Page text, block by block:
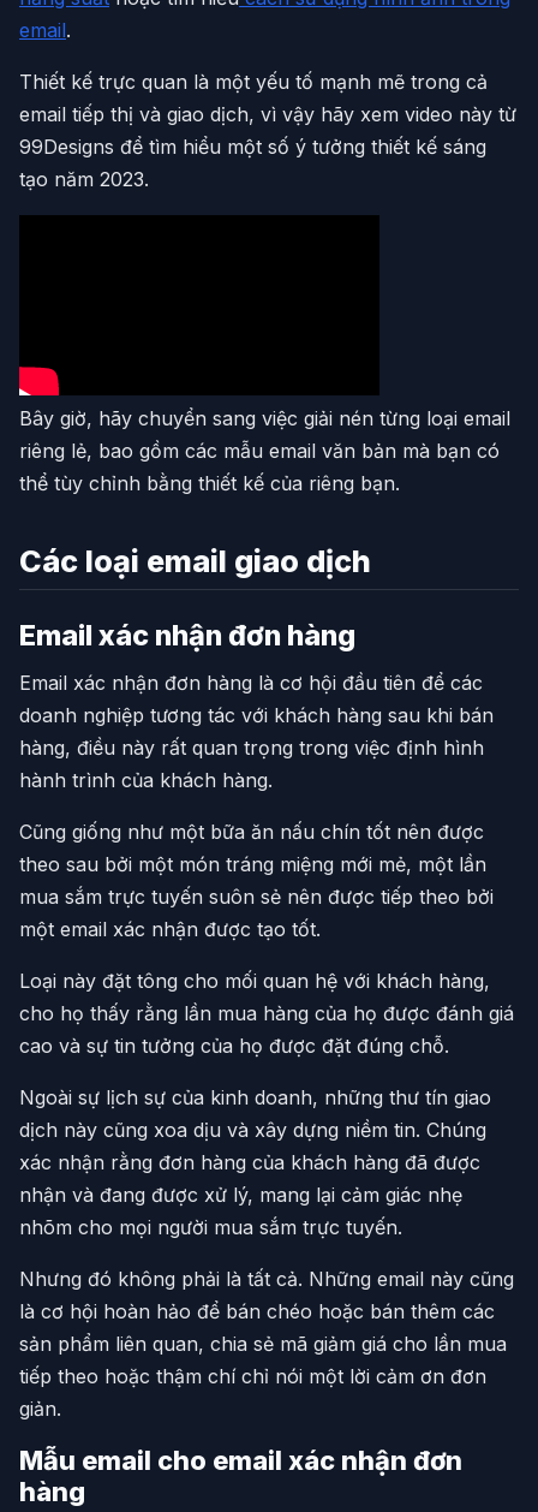
email.
Thiết kế trực quan là một yếu tố mạnh mẽ trong cả
email tiếp thị và giao dịch, vì vậy hãy xem video này từ
99Designs để tìm hiểu một số ý tưởng thiết kế sáng
tạo năm 2023.
Bây giờ, hãy chuyển sang việc giải nén từng loại email
riêng lẻ, bao gồm các mẫu email văn bản mà bạn có
thể tùy chỉnh bằng thiết kế của riêng bạn.
Các loại email giao dịch
Email xác nhận đơn hàng
Email xác nhận đơn hàng là cơ hội đầu tiên để các
doanh nghiệp tương tác với khách hàng sau khi bán
hàng, điều này rất quan trọng trong việc định hình
hành trình của khách hàng.
Cũng giống như một bữa ăn nấu chín tốt nên được
theo sau bởi một món tráng miệng mới mẻ, một lần
mua sắm trực tuyến suôn sẻ nên được tiếp theo bởi
một email xác nhận được tạo tốt.
Loại này đặt tông cho mối quan hệ với khách hàng,
cho họ thấy rằng lần mua hàng của họ được đánh giá
cao và sự tin tưởng của họ được đặt đúng chỗ.
Ngoài sự lịch sự của kinh doanh, những thư tín giao
dịch này cũng xoa dịu và xây dựng niềm tin. Chúng
xác nhận rằng đơn hàng của khách hàng đã được
nhận và đang được xử lý, mang lại cảm giác nhẹ
nhõm cho mọi người mua sắm trực tuyến.
Nhưng đó không phải là tất cả. Những email này cũng
là cơ hội hoàn hảo để bán chéo hoặc bán thêm các
sản phẩm liên quan, chia sẻ mã giảm giá cho lần mua
tiếp theo hoặc thậm chí chỉ nói một lời cảm ơn đơn
giản.
Mẫu email cho email xác nhận đơn
hàng